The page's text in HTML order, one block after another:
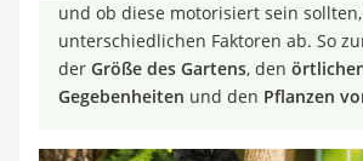
und ob diese motorisiert sein
unterschiedlichen Faktoren ab. So
der Größe des Gartens, den
Gegebenheiten und den Pflanzen